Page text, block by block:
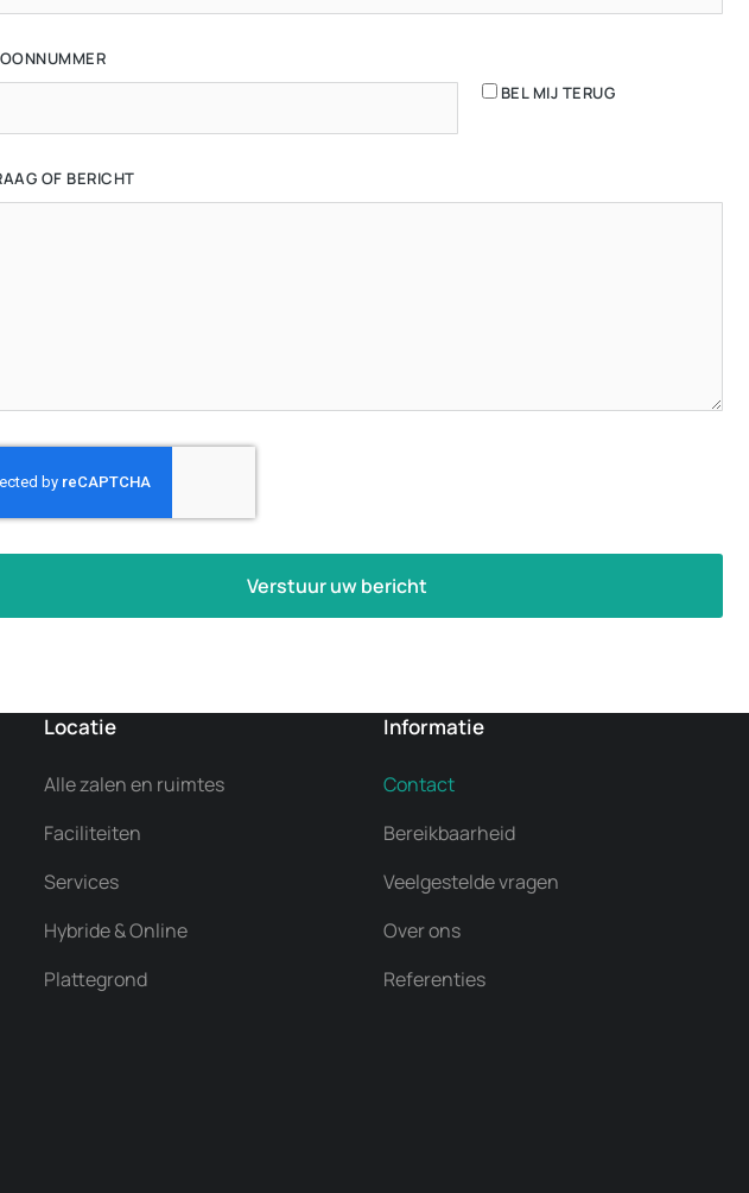
BEL MIJ TERUG
OF BERICHT
Verstuur uw bericht
Locatie
Alle zalen en ruimtes
Faciliteiten
Services
Hybride & Online
Plattegrond
Informatie
Contact
Bereikbaarheid
Veelgestelde vragen
Over ons
Referenties